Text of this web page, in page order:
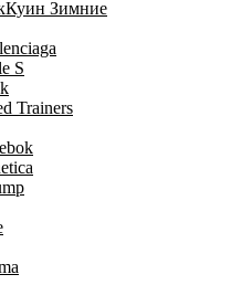
Зимние
S
Trainers